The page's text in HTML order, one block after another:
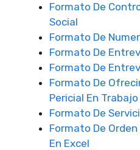
Formato De
Social
Formato De
Formato De
Formato De
Formato De
Pericial En
Formato De
Formato De
En Excel